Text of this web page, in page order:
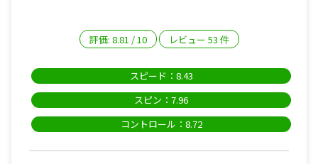
評価: 8.81 / 10 レビュー 53 件
スピード：8.43
スピン：7.96
コントロール：8.72